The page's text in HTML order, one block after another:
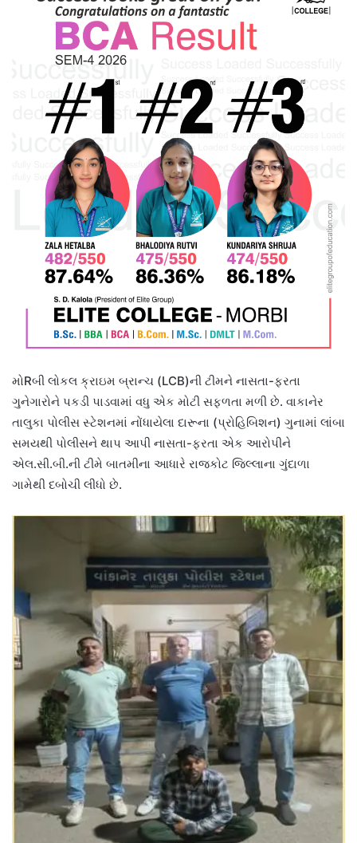
મોRબી લોકલ ક્રાઇમ બ્રાન્ચ (LCB)ની ટીમને નાસતા-ફરતા
ગુનેગારોને પકડી પાડવામાં વધુ એક મોટી સફળતા મળી છે. વાકાનેર
તાલુકા પોલીસ સ્ટેશનમાં નોંધાયેલા દારૂના (પ્રોહિબિશન) ગુનામાં લાંબા
સમયથી પોલીસને થાપ આપી નાસતા-ફરતા એક આરોપીને
એલ.સી.બી.ની ટીમે બાતમીના આધારે રાજકોટ જિલ્લાના ગુંદાળા
ગામેથી દબોચી લીધો છે.